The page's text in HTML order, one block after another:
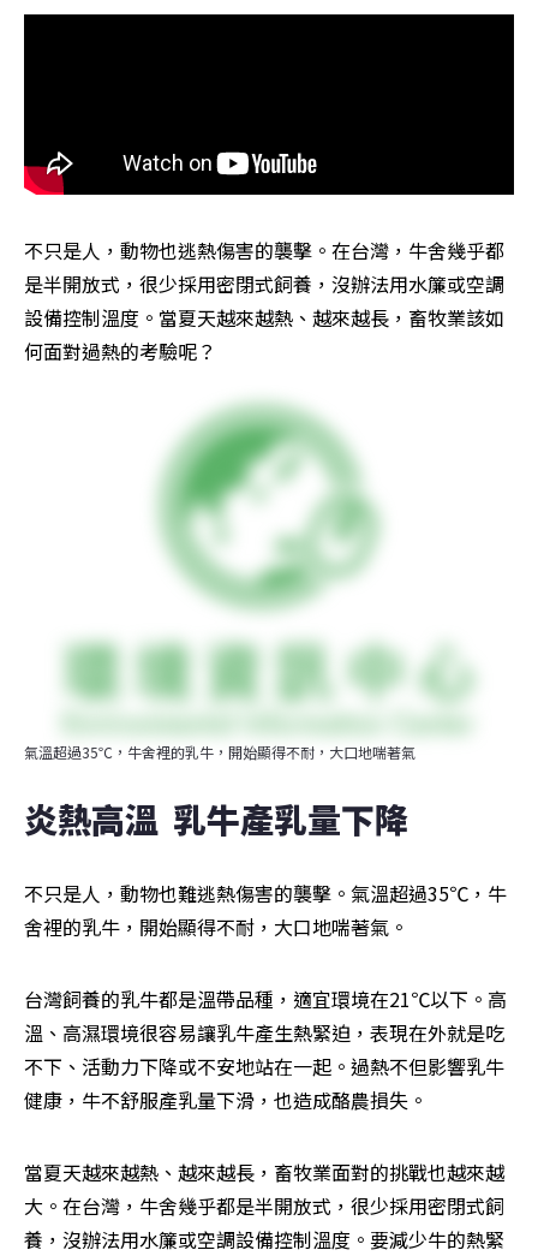
不只是人，動物也逃熱傷害的襲擊。在台灣，牛舍幾乎都
是半開放式，很少採用密閉式飼養，沒辦法用水簾或空調
設備控制溫度。當夏天越來越熱、越來越長，畜牧業該如
何面對過熱的考驗呢？
氣溫超過35℃，牛舍裡的乳牛，開始顯得不耐，大口地喘著氣
炎熱高溫  乳牛產乳量下降
不只是人，動物也難逃熱傷害的襲擊。氣溫超過35℃，牛
舍裡的乳牛，開始顯得不耐，大口地喘著氣。
台灣飼養的乳牛都是溫帶品種，適宜環境在21℃以下。高
溫、高濕環境很容易讓乳牛產生熱緊迫，表現在外就是吃
不下、活動力下降或不安地站在一起。過熱不但影響乳牛
健康，牛不舒服產乳量下滑，也造成酪農損失。
當夏天越來越熱、越來越長，畜牧業面對的挑戰也越來越
大。在台灣，牛舍幾乎都是半開放式，很少採用密閉式飼
養，沒辦法用水簾或空調設備控制溫度。要減少牛的熱緊